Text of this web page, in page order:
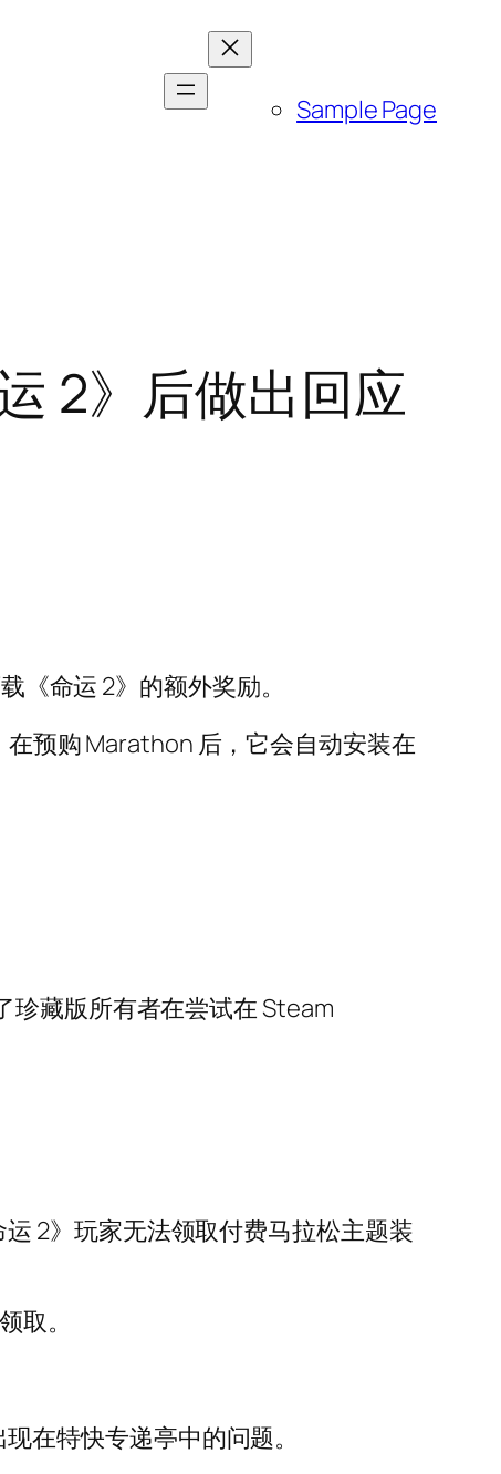
Sample Page
2》后做出回应
命运 2》的额外奖励。
预购 Marathon 后，它会自动安装在
珍藏版所有者在尝试在 Steam
2》玩家无法领取付费马拉松主题装
取。
在特快专递亭中的问题。